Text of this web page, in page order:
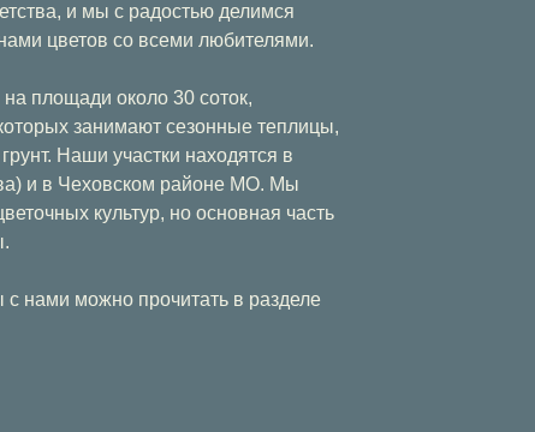
и мы с радостью делимся
цветов со всеми любителями.
площади около 30 соток,
занимают сезонные теплицы,
Наши участки находятся в
и в Чеховском районе МО. Мы
культур, но основная часть
нами можно прочитать в разделе